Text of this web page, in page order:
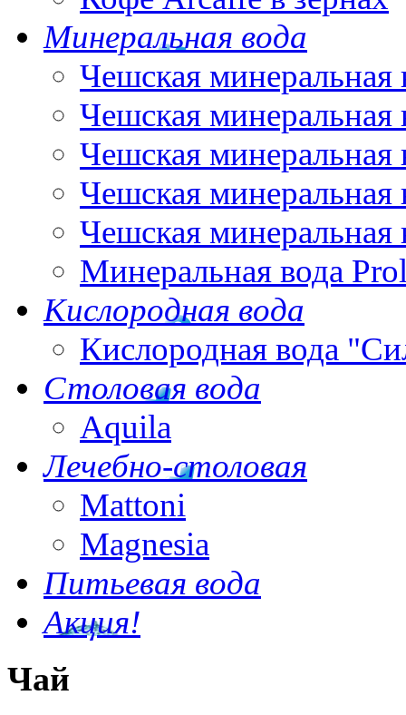
Минеральная вода
Чешская минеральная
Чешская минеральная
Чешская минеральная
Чешская минеральная
Чешская минеральная
Минеральная вода
Кислородная вода
Кислородная вода
Столовая вода
Aquila
Лечебно-столовая
Mattoni
Magnesia
Питьевая вода
Акция!
Чай